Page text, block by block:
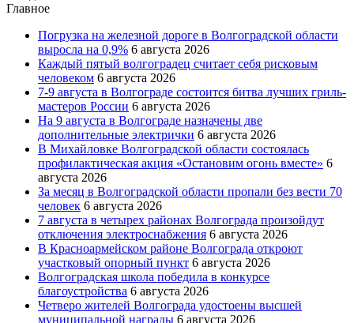
Главное
Погрузка на железной дороге в Волгоградской области
выросла на 0,9% 6 августа 2026
Каждый пятый волгоградец считает себя рисковым
человеком 6 августа 2026
7-9 августа в Волгограде состоится битва лучших гриль-
мастеров России 6 августа 2026
На 9 августа в Волгограде назначены две
дополнительные электрички 6 августа 2026
В Михайловке Волгоградской области состоялась
профилактическая акция «Остановим огонь вместе» 6
августа 2026
За месяц в Волгоградской области пропали без вести 70
человек 6 августа 2026
7 августа в четырех районах Волгограда произойдут
отключения электроснабжения 6 августа 2026
В Красноармейском районе Волгограда откроют
участковый опорный пункт 6 августа 2026
Волгоградская школа победила в конкурсе
благоустройства 6 августа 2026
Четверо жителей Волгограда удостоены высшей
муниципальной награды 6 августа 2026